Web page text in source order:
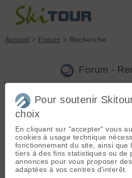
Accueil > Forum > Recherche
Forum -
Nouveau sujet|Voir tous les sujets
16 résultats
Gants ceuze(LOULOU_GAP le
oui tu chausses à la station, mais
soufflée je suis redescendu par les
Gants ceuze(LOULOU_GAP le
Pour soutenir
choix
En cliquant sur "accepter" vous
cookies à usage technique
fonctionnement du site, ainsi que
tiers à des fins statistiques ou de
annonces pour vous proposer
adaptées à vos centres d'interêt.